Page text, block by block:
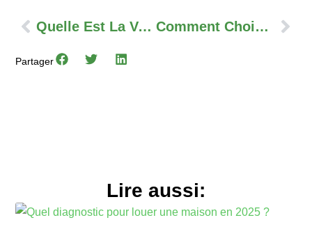
Précédent Quelle Est La Validité Du Diagnostic Assainissement Non Collectif ? Comment Choisir Un Diagnostiqueur Immobilier Certifié ?
Partager
Lire aussi: